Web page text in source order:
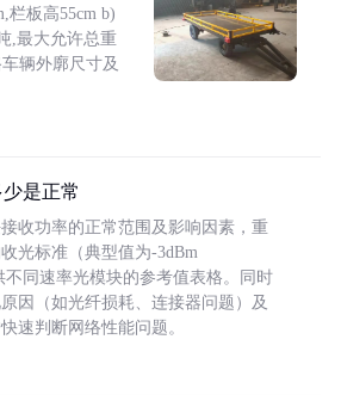
栏板高55cm b)
,最大允许总重
辆外廓尺寸及
是正常
收功率的正常范围及影响因素，重
光标准（典型值为-3dBm
不同速率光模块的参考值表格。同时
因（如光纤损耗、连接器问题）及
速判断网络性能问题。